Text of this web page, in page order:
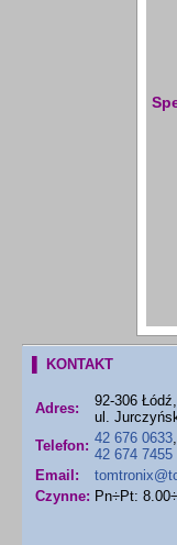
▌ KONTAKT
Adres:
92-306 Łódź,
ul.
Telefon: 42 676 0633,
42 674 7455
Email:
Czynne: Pn÷Pt: